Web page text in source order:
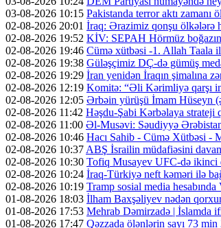
03-08-2026 10:15 Pakistanda terror aktı zamanı
02-08-2026 20:01 İraq: Ərazimiz qonşu ölkələrə
02-08-2026 19:52 KİV: SEPAH Hörmüz
02-08-2026 19:46 Cümə xütbəsi -1. Allah Taala
02-08-2026 19:38 Güləşçimiz DÇ-də gümüş
02-08-2026 19:29 İran yenidən İraqın şimalına
02-08-2026 12:19 Komitə: “Əli Kərimliyə qarşı
02-08-2026 12:05 Ərbəin yürüşü İmam Hüseyn
02-08-2026 11:42 Həşdu-Şabi Kərbəlaya strateji
02-08-2026 11:00 Əl-Musəvi: Səudiyyə
02-08-2026 10:46 Hacı Sahib - Cümə Xütbəsi -
02-08-2026 10:37 ABŞ İsrailin müdafiəsini
02-08-2026 10:30 Tofiq Musayev UFC-də ikinci
02-08-2026 10:24 İraq-Türkiyə neft kəməri ilə
02-08-2026 10:19 Tramp sosial media hesabında
01-08-2026 18:03 İlham Baxşəliyev nədən
01-08-2026 17:53 Mehrab Dəmirzadə | İslamda
01-08-2026 17:47 Qəzzada ölənlərin sayı 73